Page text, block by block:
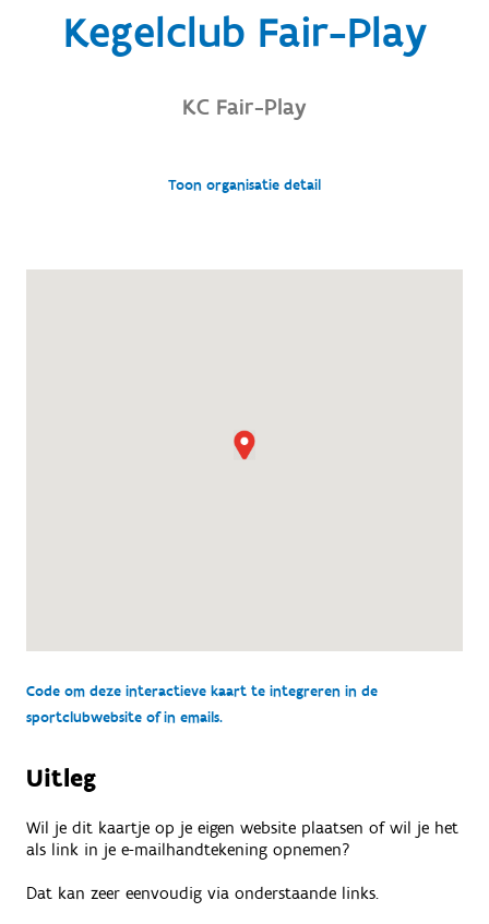
Kegelclub Fair-Play
KC Fair-Play
Toon organisatie detail
Code om deze interactieve kaart te integreren in de
sportclubwebsite of in emails.
Uitleg
Wil je dit kaartje op je eigen website plaatsen of wil je het
als link in je e-mailhandtekening opnemen?
Dat kan zeer eenvoudig via onderstaande links.